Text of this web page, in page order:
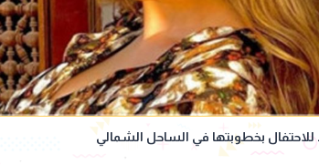
بخطوبتها في الساحل الشمالي